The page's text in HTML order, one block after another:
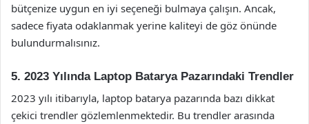
bütçenize uygun en iyi seçeneği bulmaya çalışın. Ancak,
sadece fiyata odaklanmak yerine kaliteyi de göz önünde
bulundurmalısınız.
5. 2023 Yılında Laptop Batarya Pazarındaki Trendler
2023 yılı itibarıyla, laptop batarya pazarında bazı dikkat
çekici trendler gözlemlenmektedir. Bu trendler arasında